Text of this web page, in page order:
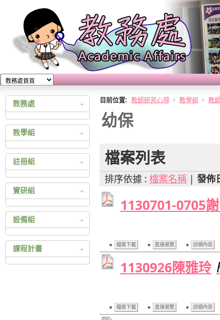
目前位置: 教師研習心得 教學組 教
幼保
檔案列表
排序依據 : 檔案名稱| 發佈
1130701-0705
檔案下載 直接瀏覽 詳細內容
1130926陳雅玲
檔案下載 直接瀏覽 詳細內容
教務處
教務處公佈欄
教育實習
教學組
教學計畫查詢
教師研習心得
註冊組
成績查詢
大學多元入學
四技二專多元入學
統一入學測驗
四技二專技優入學
四技二專甄選入學
實研組
綜合高中
設備組
設備組相關辦法
課程計畫
105 高中課程總體計畫